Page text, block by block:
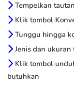
Tempelkan
Klik tombol
Tunggu hingga
Jenis dan
Klik tombol
butuhkan